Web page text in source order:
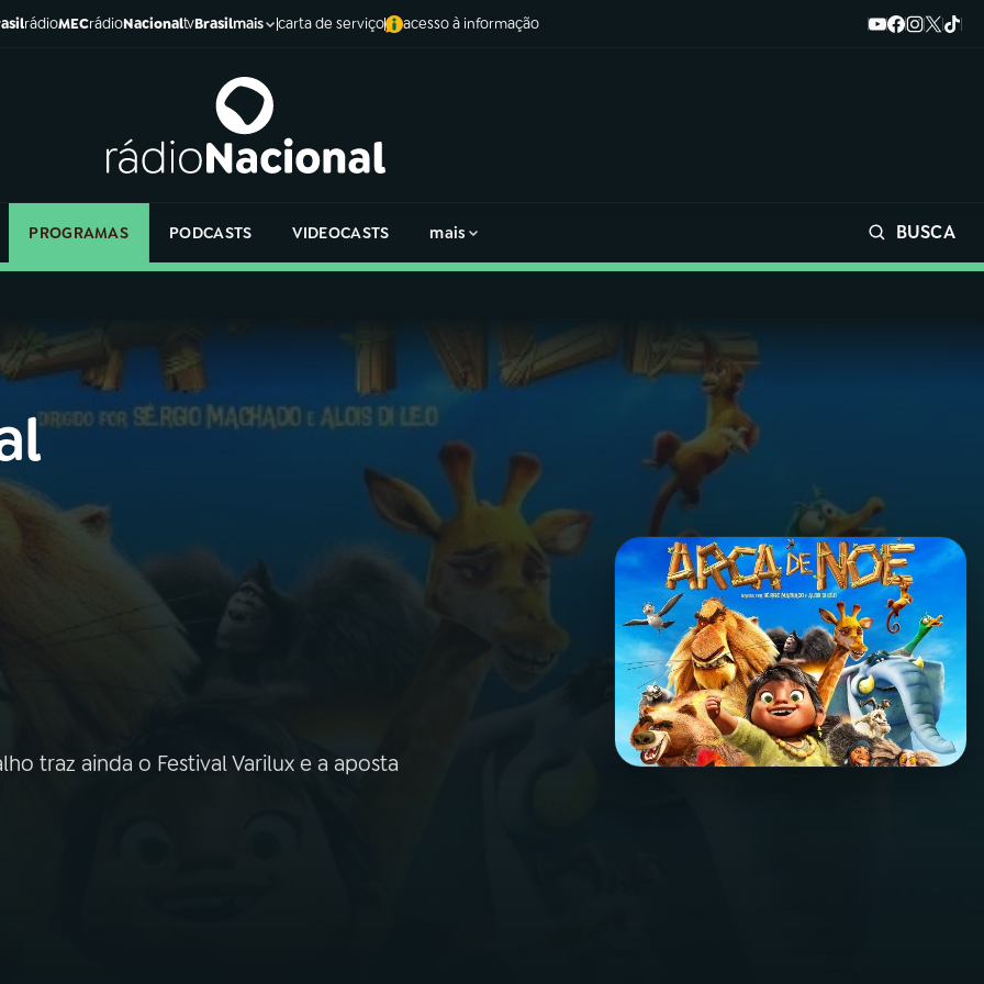
rádioMECrádioNacionaltvBrasilmais carta de serviço acesso à informação
PROGRAMAS PODCASTS VIDEOCASTS mais BUSCA
traz ainda o Festival Varilux e a aposta